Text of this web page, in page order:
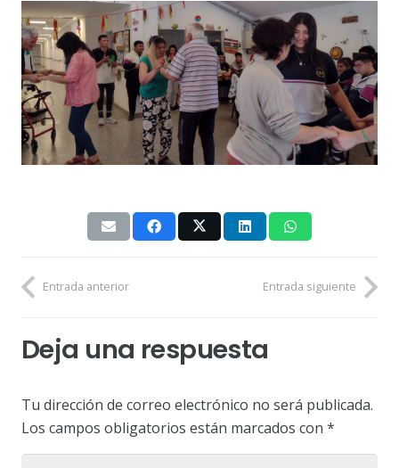
Entrada anterior Entrada siguiente
Deja una respuesta
Tu dirección de correo electrónico no será publicada.
Los campos obligatorios están marcados con *